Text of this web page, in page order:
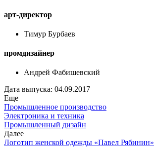
арт-директор
Тимур Бурбаев
промдизайнер
Андрей Фабишевский
Дата выпуска: 04.09.2017
Еще
Промышленное производство
Электроника и техника
Промышленный дизайн
Далее
Логотип женской одежды «Павел Рябинин»